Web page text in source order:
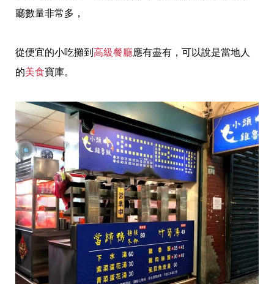
廳數量非常多，
從便宜的小吃攤到 高級餐廳應有盡有，可以說是當地人
的美食寶庫。